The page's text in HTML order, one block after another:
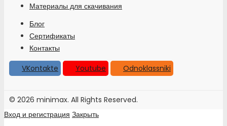
Материалы для скачивания
Блог
Сертификаты
Контакты
VKontakte
Youtube Odnoklassniki
© 2026 minimax. All Rights Reserved.
Вход и регистрация Закрыть